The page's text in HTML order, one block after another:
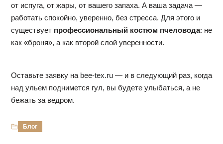
от испуга, от жары, от вашего запаха. А ваша задача —
работать спокойно, уверенно, без стресса. Для этого и
существует профессиональный костюм пчеловода: не
как «броня», а как второй слой уверенности.
Оставьте заявку на bee-tex.ru— и в следующий раз, когда
над ульем поднимется гул, вы будете улыбаться, а не
бежать за ведром.
Блог